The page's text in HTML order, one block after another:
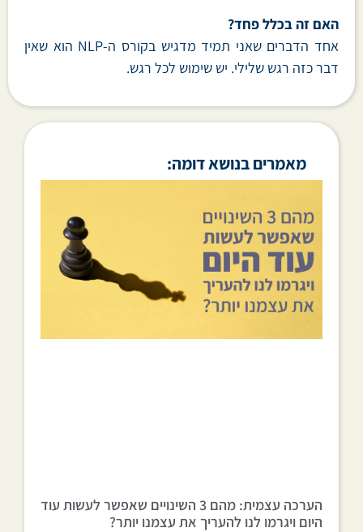
האם זה בכלל פחד?
אחד הדברים שאני תמיד מדגיש בקורס ה-NLP הוא שאין
דבר כזה רגש שלילי. יש שימוש לכל רגש.
מאמרים בנושא דומה:
הערכה עצמית: מהם 3 השינויים שאפשר לעשות עוד
היום ויגרמו לנו להעריך את עצמנו יותר?